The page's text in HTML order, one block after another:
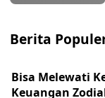
Berita
Bisa Melewati
Keuangan